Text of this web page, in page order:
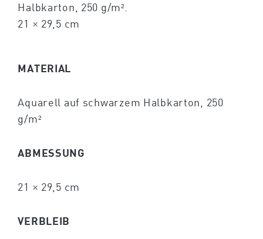
Halbkarton, 250 g/m².
21 × 29,5 cm
MATERIAL
Aquarell auf schwarzem Halbkarton, 250
g/m²
ABMESSUNG
21 × 29,5 cm
VERBLEIB